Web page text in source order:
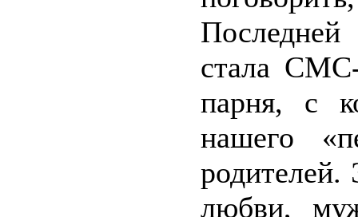
стала
парня, с
нашего
любви,